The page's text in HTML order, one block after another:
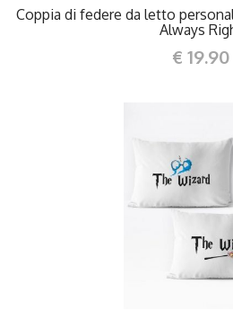
Coppia di federe da letto
Always
€ 19.90
DETTAGLI